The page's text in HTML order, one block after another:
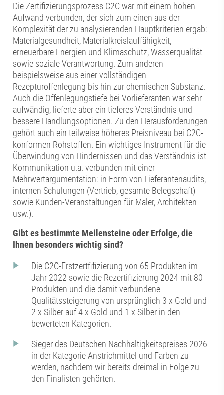
Die Zertifizierungsprozess C2C war mit einem hohen
Aufwand verbunden, der sich zum einen aus der
Komplexität der zu analysierenden Hauptkriterien ergab:
Materialgesundheit, Materialkreislauffähigkeit,
erneuerbare Energien und Klimaschutz, Wasserqualität
sowie soziale Verantwortung. Zum anderen
beispielsweise aus einer vollständigen
Rezepturoffenlegung bis hin zur chemischen Substanz.
Auch die Offenlegungstiefe bei Vorlieferanten war sehr
aufwändig, lieferte aber ein tieferes Verständnis und
bessere Handlungsoptionen. Zu den Herausforderungen
gehört auch ein teilweise höheres Preisniveau bei C2C-
konformen Rohstoffen. Ein wichtiges Instrument für die
Überwindung von Hindernissen und das Verständnis ist
Kommunikation u.a. verbunden mit einer
Mehrwertargumentation: in Form von Lieferantenaudits,
internen Schulungen (Vertrieb, gesamte Belegschaft)
sowie Kunden-Veranstaltungen für Maler, Architekten
usw.).
Gibt es bestimmte Meilensteine oder Erfolge, die
Ihnen besonders wichtig sind?
Die C2C-Erstzertfifizierung von 65 Produkten im
Jahr 2022 sowie die Rezertifizierung 2024 mit 80
Produkten und die damit verbundene
Qualitätssteigerung von ursprünglich 3 x Gold und
2 x Silber auf 4 x Gold und 1 x Silber in den
bewerteten Kategorien.
Sieger des Deutschen Nachhaltigkeitspreises 2026
in der Kategorie Anstrichmittel und Farben zu
werden, nachdem wir bereits dreimal in Folge zu
den Finalisten gehörten.